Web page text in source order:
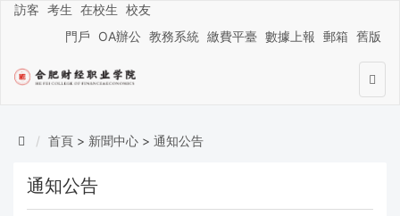
訪客 考生 在校生 校友
門戶
OA辦公 教務系統 繳費平臺 數據上報 郵箱 舊版
首頁 > 新聞中心 > 通知公告
通知公告